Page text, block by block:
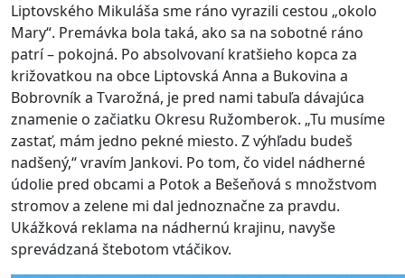
Liptovského Mikuláša sme ráno vyrazili cestou „okolo
Mary“. Premávka bola taká, ako sa na sobotné ráno
patrí – pokojná. Po absolvovaní kratšieho kopca za
križovatkou na obce Liptovská Anna a Bukovina a
Bobrovník a Tvarožná, je pred nami tabuľa dávajúca
znamenie o začiatku Okresu Ružomberok. „Tu musíme
zastať, mám jedno pekné miesto. Z výhľadu budeš
nadšený,“ vravím Jankovi. Po tom, čo videl nádherné
údolie pred obcami a Potok a Bešeňová s množstvom
stromov a zelene mi dal jednoznačne za pravdu.
Ukážková reklama na nádhernú krajinu, navyše
sprevádzaná štebotom vtáčikov.